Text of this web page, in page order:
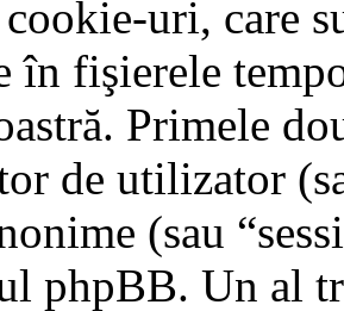
uri, care
în fişierele
Primele
de utilizator
(sau
phpBB. Un al